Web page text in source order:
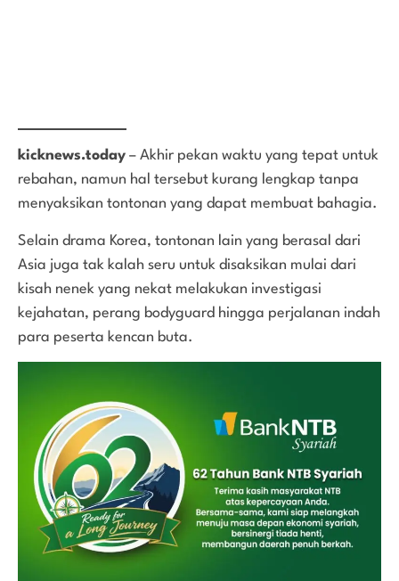
kicknews.today – Akhir pekan waktu yang tepat untuk
rebahan, namun hal tersebut kurang lengkap tanpa
menyaksikan tontonan yang dapat membuat bahagia.
Selain drama Korea, tontonan lain yang berasal dari
Asia juga tak kalah seru untuk disaksikan mulai dari
kisah nenek yang nekat melakukan investigasi
kejahatan, perang bodyguard hingga perjalanan indah
para peserta kencan buta.